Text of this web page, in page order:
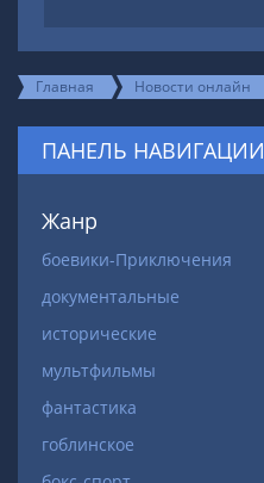
Главная Новости онлайн
ПАНЕЛЬ НАВИГАЦИИ
Жанр
боевики-Приключения
документальные
исторические
мультфильмы
фантастика
гоблинское